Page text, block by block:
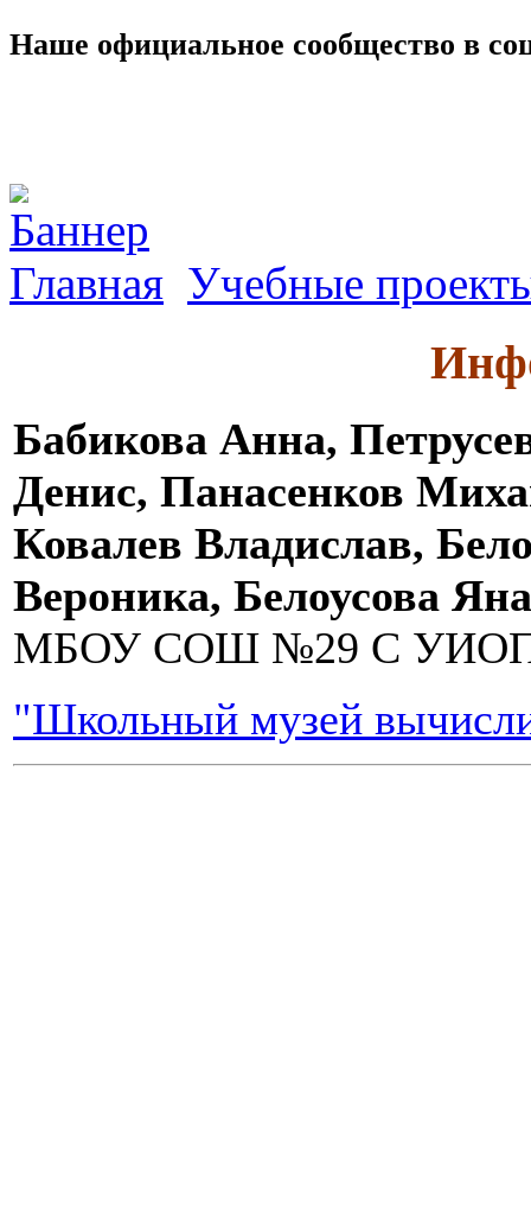
Наше официальное сообщество в
Главная Учебные
Бабикова Анна,
Денис, Панасенков
Ковалев Владислав,
Вероника, Белоусова
МБОУ СОШ №29 С УИОП
"Школьный музей